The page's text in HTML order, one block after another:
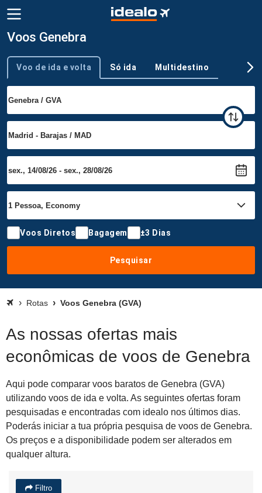
Voos Genebra
Tipo de viagem
Voo de ida e volta Só ida Multidestino
Voos Diretos Bagagem ±3 Dias
Pesquisar
Rotas Voos Genebra (GVA)
As nossas ofertas mais
econômicas de voos de Genebra
Aqui pode comparar voos baratos de Genebra (GVA)
utilizando voos de ida e volta. As seguintes ofertas foram
pesquisadas e encontradas com idealo nos últimos dias.
Poderás iniciar a tua própria pesquisa de voos de Genebra.
Os preços e a disponibilidade podem ser alterados em
qualquer altura.
Filtro